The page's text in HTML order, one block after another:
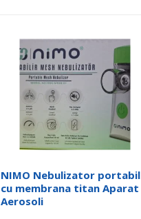
NIMO Nebulizator portabil
cu membrana titan Aparat
Aerosoli